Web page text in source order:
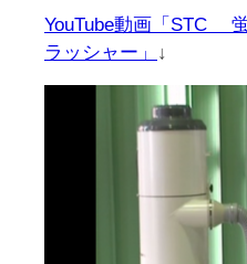
YouTube動画「STC
ラッシャー」 ↓